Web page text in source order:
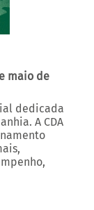
maio de
A CDA